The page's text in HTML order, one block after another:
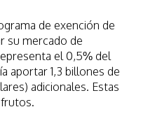
de exención de
su mercado de
el 0,5% del
aportar 1,3 billones de
adicionales. Estas